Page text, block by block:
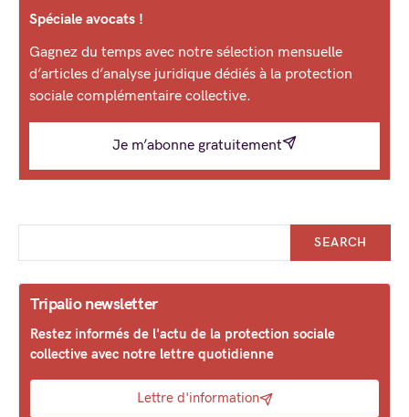
Spéciale avocats !
Gagnez du temps avec notre sélection mensuelle
d’articles d’analyse juridique dédiés à la protection
sociale complémentaire collective.
Je m’abonne gratuitement
SEARCH
Tripalio newsletter
Restez informés de l'actu de la protection sociale
collective avec notre lettre quotidienne
Lettre d'information